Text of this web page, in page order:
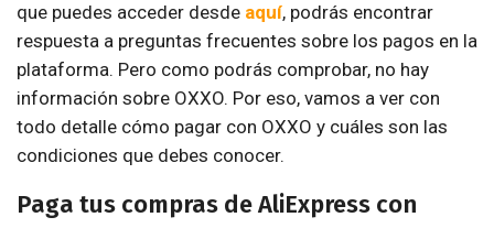
que puedes acceder desde aquí, podrás encontrar
respuesta a preguntas frecuentes sobre los pagos en la
plataforma. Pero como podrás comprobar, no hay
información sobre OXXO. Por eso, vamos a ver con
todo detalle cómo pagar con OXXO y cuáles son las
condiciones que debes conocer.
Paga tus compras de AliExpress con